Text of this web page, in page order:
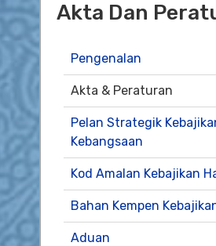
Akta Dan
Pengenalan
Akta & Peraturan
Pelan Strategik
Kebangsaan
Kod Amalan Kebajikan
Bahan Kempen
Aduan